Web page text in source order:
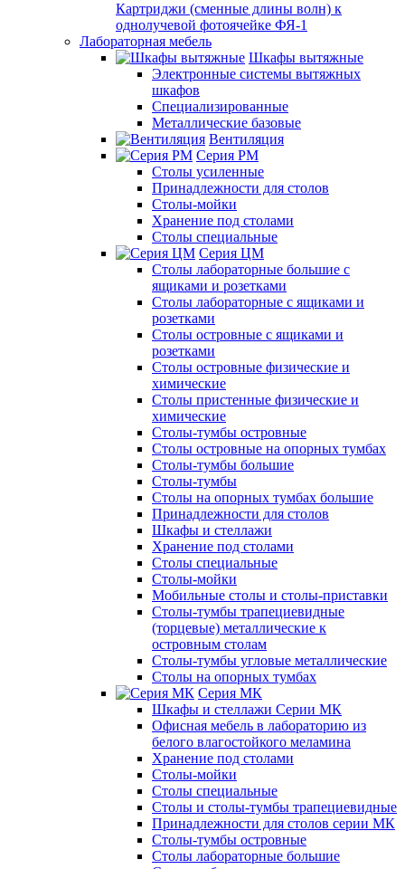
Картриджи (сменные длины волн) к
однолучевой фотоячейке ФЯ-1
Лабораторная мебель
Шкафы вытяжные
Электронные системы вытяжных
шкафов
Специализированные
Металлические базовые
Вентиляция
Серия РМ
Столы усиленные
Принадлежности для столов
Столы-мойки
Хранение под столами
Столы специальные
Серия ЦМ
Столы лабораторные большие с
ящиками и розетками
Столы лабораторные с ящиками и
розетками
Столы островные с ящиками и
розетками
Столы островные физические и
химические
Столы пристенные физические и
химические
Столы-тумбы островные
Столы островные на опорных тумбах
Столы-тумбы большие
Столы-тумбы
Столы на опорных тумбах большие
Принадлежности для столов
Шкафы и стеллажи
Хранение под столами
Столы специальные
Столы-мойки
Мобильные столы и столы-приставки
Столы-тумбы трапециевидные
(торцевые) металлические к
островным столам
Столы-тумбы угловые металлические
Столы на опорных тумбах
Серия МК
Шкафы и стеллажи Серии МК
Офисная мебель в лабораторию из
белого влагостойкого меламина
Хранение под столами
Столы-мойки
Столы специальные
Столы и столы-тумбы трапециевидные
Принадлежности для столов серии МК
Столы-тумбы островные
Столы лабораторные большие